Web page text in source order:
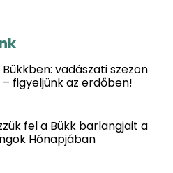
Bükkben: vadászati szezon
figyeljünk az erdőben!
fel a Bükk barlangjait a
Hónapjában